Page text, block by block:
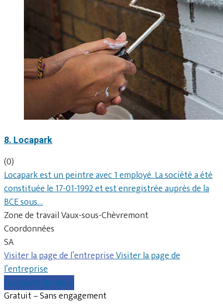
8. Locapark
(0)
Locapark est un peintre avec 1 employé. La société a été
constituée le 17-01-1992 et est enregistrée auprès de la
BCE sous…
Zone de travail Vaux-sous-Chèvremont
Coordonnées
SA
Visiter la page de l’entrepriseVisiter la page de
l’entreprise
Comparer les devis
Gratuit – Sans engagement